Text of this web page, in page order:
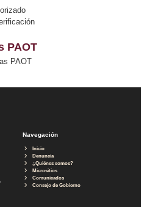
PAOT
PAOT
Navegación
Inicio
Denuncia
¿Quiénes somos?
Micrositios
Comunicados
Consejo de Gobierno